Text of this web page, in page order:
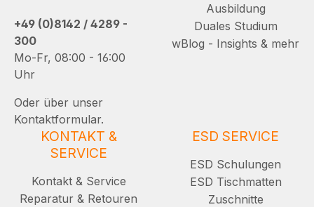
+49 (0)8142 / 4289 -
300
Mo-Fr, 08:00 - 16:00
Uhr
Oder über unser
Kontaktformular.
Ausbildung
Duales Studium
wBlog - Insights & mehr
KONTAKT &
SERVICE
Kontakt & Service
Reparatur & Retouren
ESD SERVICE
ESD Schulungen
ESD Tischmatten
Zuschnitte